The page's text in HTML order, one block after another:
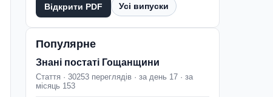
Відкрити PDF Усі випуски
Популярне
Знані постаті Гощанщини
Стаття · 30253 переглядів · за день 17 · за
місяць 153